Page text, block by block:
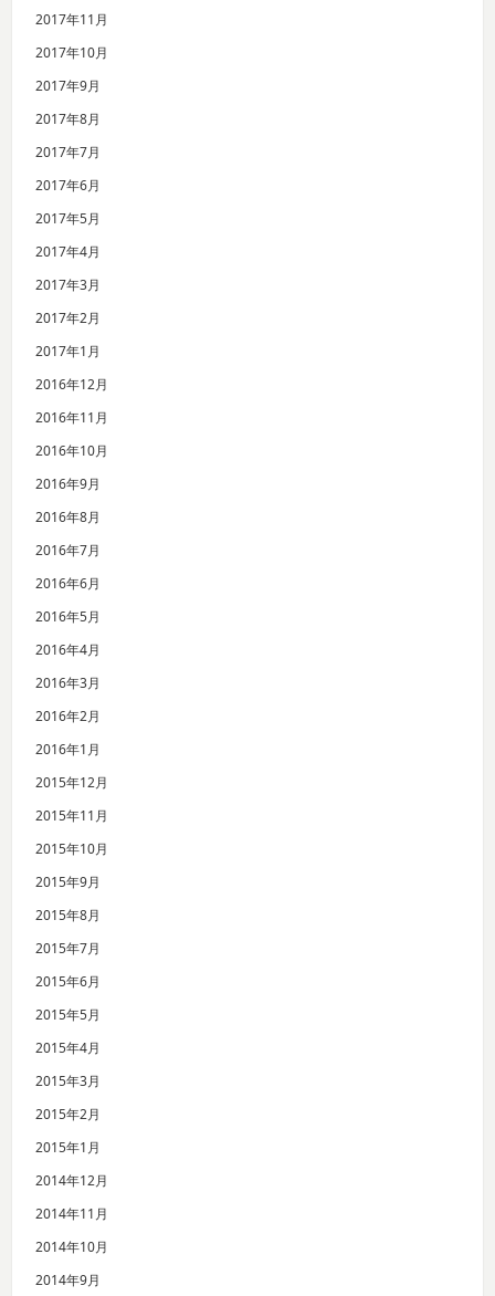
2017年11月
2017年10月
2017年9月
2017年8月
2017年7月
2017年6月
2017年5月
2017年4月
2017年3月
2017年2月
2017年1月
2016年12月
2016年11月
2016年10月
2016年9月
2016年8月
2016年7月
2016年6月
2016年5月
2016年4月
2016年3月
2016年2月
2016年1月
2015年12月
2015年11月
2015年10月
2015年9月
2015年8月
2015年7月
2015年6月
2015年5月
2015年4月
2015年3月
2015年2月
2015年1月
2014年12月
2014年11月
2014年10月
2014年9月